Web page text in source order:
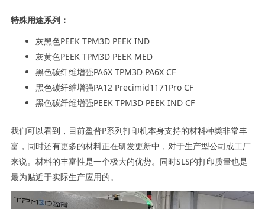
特殊用途系列：
灰黑色PEEK TPM3D PEEK IND
灰黄色PEEK TPM3D PEEK MED
黑色碳纤维增强PA6X TPM3D PA6X CF
黑色碳纤维增强PA12 Precimid1171Pro CF
黑色碳纤维增强PEEK TPM3D PEEK IND CF
我们可以看到，目前盈普P系列打印机本身支持的材料种类非常丰
富，同时还有更多的材料正在研发更新中，对于生产型公司或工厂
来说。材料的丰富性是一个极大的优势。同时SLS的打印质量也是
最为贴近于实际生产应用的。